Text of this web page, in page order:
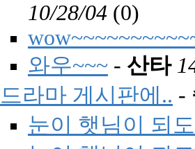
10/28/04 (0)
와우~~~ - 산타
드라마 게시판에.. -
눈이 햇님이 되